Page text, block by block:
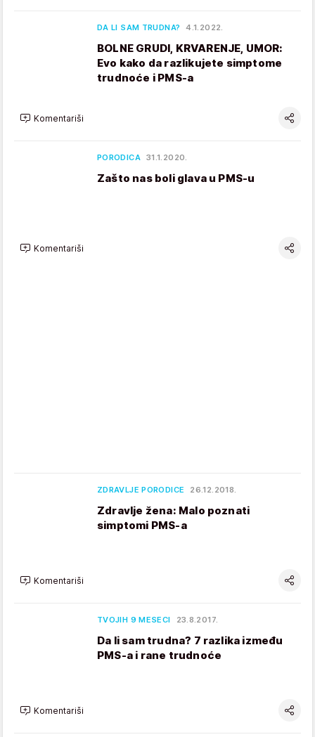
DA LI SAM TRUDNA? 4.1.2022.
BOLNE GRUDI, KRVARENJE, UMOR:
Evo kako da razlikujete simptome
trudnoće i PMS-a
Komentariši
PORODICA 31.1.2020.
Zašto nas boli glava u PMS-u
Komentariši
ZDRAVLJE PORODICE 26.12.2018.
Zdravlje žena: Malo poznati
simptomi PMS-a
Komentariši
TVOJIH 9 MESECI 23.8.2017.
Da li sam trudna? 7 razlika između
PMS-a i rane trudnoće
Komentariši